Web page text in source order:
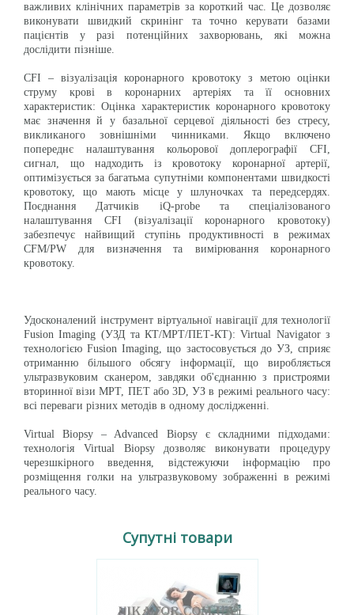
важливих клінічних параметрів за короткий час. Це дозволяє
виконувати швидкий скринінг та точно керувати базами
пацієнтів у разі потенційних захворювань, які можна
дослідити пізніше.
CFI – візуалізація коронарного кровотоку з метою оцінки
струму крові в коронарних артеріях та її основних
характеристик: Оцінка характеристик коронарного кровотоку
має значення й у базальної серцевої діяльності без стресу,
викликаного зовнішніми чинниками. Якщо включено
попереднє налаштування кольорової доплерографії CFI,
сигнал, що надходить із кровотоку коронарної артерії,
оптимізується за багатьма супутніми компонентами швидкості
кровотоку, що мають місце у шлуночках та передсердях.
Поєднання Датчиків iQ-probe та спеціалізованого
налаштування CFI (візуалізації коронарного кровотоку)
забезпечує найвищий ступінь продуктивності в режимах
CFM/PW для визначення та вимірювання коронарного
кровотоку.
Удосконалений інструмент віртуальної навігації для технології
Fusion Imaging (УЗД та КТ/МРТ/ПЕТ-КТ): Virtual Navigator з
технологією Fusion Imaging, що застосовується до УЗ, сприяє
отриманню більшого обсягу інформації, що виробляється
ультразвуковим сканером, завдяки об'єднанню з пристроями
вторинної візи МРТ, ПЕТ або 3D, УЗ в режимі реального часу:
всі переваги різних методів в одному дослідженні.
Virtual Biopsy – Advanced Biopsy є складними підходами:
технологія Virtual Biopsy дозволяє виконувати процедуру
черезшкірного введення, відстежуючи інформацію про
розміщення голки на ультразвуковому зображенні в режимі
реального часу.
Супутні товари